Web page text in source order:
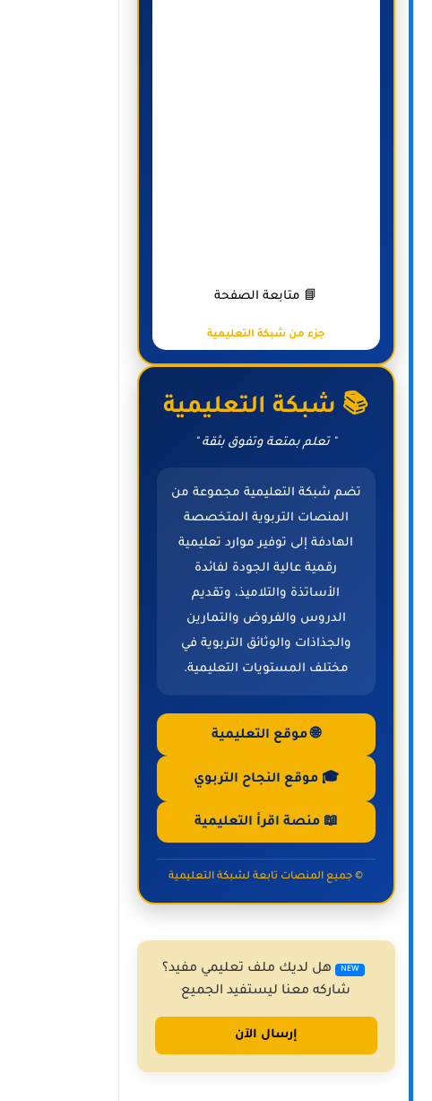
📘 متابعة الصفحة
جزء من شبكة التعليمية
📚 شبكة التعليمية
" تعلم بمتعة وتفوق بثقة "
تضم شبكة التعليمية مجموعة من
المنصات التربوية المتخصصة
الهادفة إلى توفير موارد تعليمية
رقمية عالية الجودة لفائدة
الأساتذة والتلاميذ، وتقديم
الدروس والفروض والتمارين
والجذاذات والوثائق التربوية في
مختلف المستويات التعليمية.
🌐 موقع التعليمية
🎓 موقع النجاح التربوي
📖 منصة اقرأ التعليمية
© جميع المنصات تابعة لشبكة التعليمية
NEW
هل لديك ملف تعليمي مفيد؟
شاركه معنا ليستفيد الجميع
إرسال الآن